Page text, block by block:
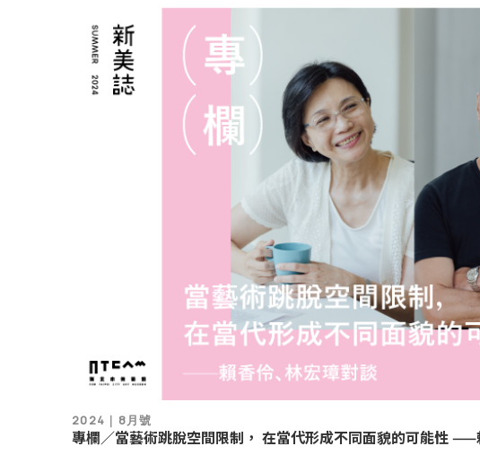
2024｜8月號
專欄／當藝術跳脫空間限制， 在當代形成不同面貌的可能性